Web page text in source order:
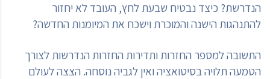
הנדרשת? כיצד נבטיח שבעת לחץ, העובד לא יחזור
להתנהגות הישנה והמוכרת וישכח את המיומנות החדשה?
התשובה למספר החזרות ותדירות החזרות הנדרשות לצורך
הטמעה תלויה בסיטואציה ואין לגביה נוסחה. הצצה לעולם